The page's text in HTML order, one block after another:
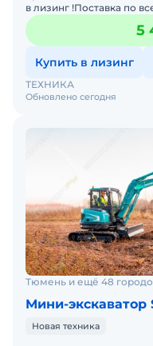
в лизинг !Поставка по
ХарактеристикМасса: 6
подъ
5
Купить в лизинг
Обновлено сегодня
ТЕХНИКА
Тюмень и ещё 48
Мини-экскаватор
Новая техника